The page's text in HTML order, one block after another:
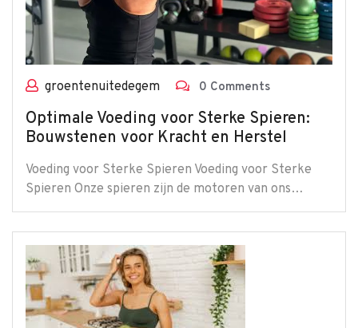
groentenuitedegem 0 Comments
Optimale Voeding voor Sterke Spieren:
Bouwstenen voor Kracht en Herstel
Voeding voor Sterke Spieren Voeding voor Sterke
Spieren Onze spieren zijn de motoren van ons…